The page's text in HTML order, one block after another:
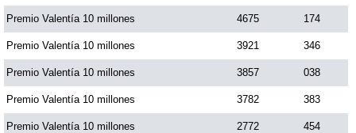
Premio Valentía 10 millones 4675 174
Premio Valentía 10 millones 3921 346
Premio Valentía 10 millones 3857 038
Premio Valentía 10 millones 3782 383
Premio Valentía 10 millones 2772 454